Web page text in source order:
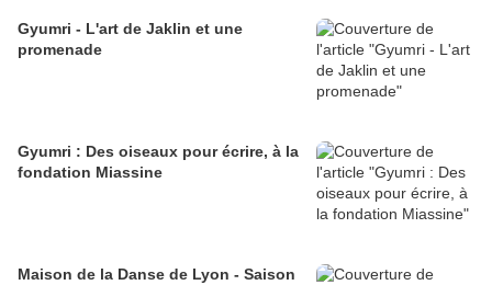
Gyumri - L'art de Jaklin et une
promenade
Gyumri : Des oiseaux pour écrire, à la
fondation Miassine
Maison de la Danse de Lyon - Saison